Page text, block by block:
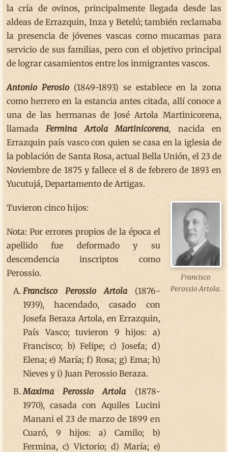
la cría de ovinos, principalmente llegada desde las
aldeas de Errazquin, Inza y Betelú; también reclamaba
la presencia de jóvenes vascas como mucamas para
servicio de sus familias, pero con el objetivo principal
de lograr casamientos entre los inmigrantes vascos.
Antonio Perosio(1849-1893) se establece en la zona
como herrero en la estancia antes citada, allí conoce a
una de las hermanas de José Artola Martinicorena,
llamadaFermina Artola Martinicorena, nacida en
Errazquin país vasco con quien se casa en la iglesia de
la población de Santa Rosa, actual Bella Unión, el 23 de
Noviembre de 1875 y fallece el 8 de febrero de 1893 en
Yucutujá, Departamento de Artigas.
Tuvieron cinco hijos:
Nota: Por errores propios de la época el
apellido fue deformado y su
descendencia inscriptos como
Perossio.
Francisco Perossio Artola(1876-
1939), hacendado, casado con
Josefa Beraza Artola, en Errazquin,
País Vasco; tuvieron 9 hijos: a)
Francisco; b) Felipe; c) Josefa; d)
Elena; e) María; f) Rosa; g) Ema; h)
Nieves y i) Juan Perossio Beraza.
Maxima Perossio Artola (1878-
1970), casada con Aquiles Lucini
Manani el 23 de marzo de 1899 en
Cuaró, 9 hijos: a) Camilo; b)
Fermina, c) Victorio; d) María; e)
Francisco
Perossio Artola.